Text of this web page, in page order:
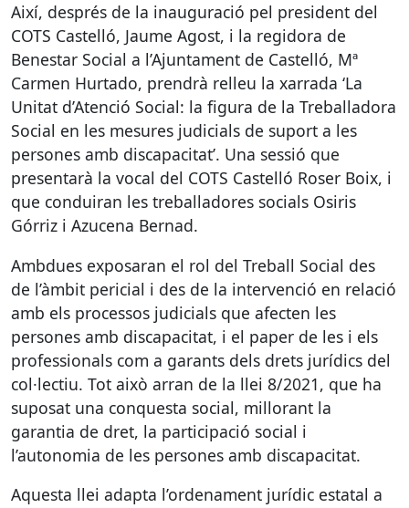
Així, després de la inauguració pel president del
COTS Castelló, Jaume Agost, i la regidora de
Benestar Social a l’Ajuntament de Castelló, Mª
Carmen Hurtado, prendrà relleu la xarrada ‘La
Unitat d’Atenció Social: la figura de la Treballadora
Social en les mesures judicials de suport a les
persones amb discapacitat’. Una sessió que
presentarà la vocal del COTS Castelló Roser Boix, i
que conduiran les treballadores socials Osiris
Górriz i Azucena Bernad.
Ambdues exposaran el rol del Treball Social des
de l’àmbit pericial i des de la intervenció en relació
amb els processos judicials que afecten les
persones amb discapacitat, i el paper de les i els
professionals com a garants dels drets jurídics del
col·lectiu. Tot això arran de la llei 8/2021, que ha
suposat una conquesta social, millorant la
garantia de dret, la participació social i
l’autonomia de les persones amb discapacitat.
Aquesta llei adapta l’ordenament jurídic estatal a